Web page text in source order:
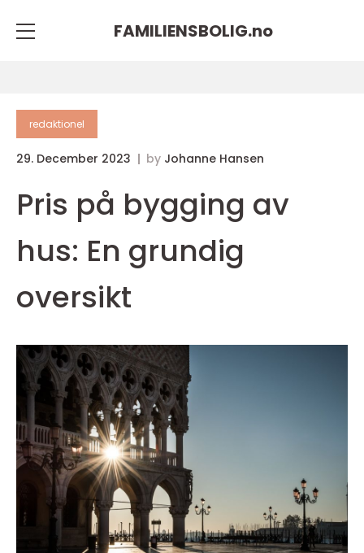
FAMILIENSBOLIG.no
redaktionel
29. December 2023 by Johanne Hansen
Pris på bygging av
hus: En grundig
oversikt